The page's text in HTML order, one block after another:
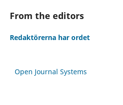
From the editors
Redaktörerna har ordet
Open Journal Systems